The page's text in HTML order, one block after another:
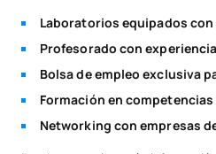
Laboratorios equipados
Profesorado con
Bolsa de empleo exclusiva
Formación en
Networking con empresas